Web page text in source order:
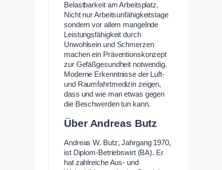
Belastbarkeit am Arbeitsplatz.
Nicht nur Arbeitsunfähigkeitstage
sondern vor allem mangelnde
Leistungsfähigkeit durch
Unwohlsein und Schmerzen
machen ein Präventionskonzept
zur Gefäßgesundheit notwendig.
Moderne Erkenntnisse der Luft-
und Raumfahrtmedizin zeigen,
dass und wie man etwas gegen
die Beschwerden tun kann.
Über Andreas Butz
Andreas W. Butz, Jahrgang 1970,
ist Diplom-Betriebswirt (BA). Er
hat zahlreiche Aus- und